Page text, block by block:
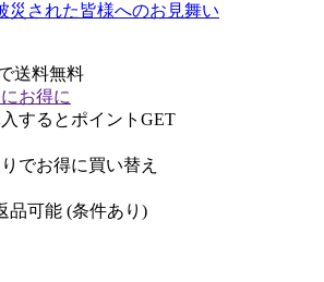
災された皆様へのお見舞い
送料無料
お得に
するとポイントGET
でお得に買い替え
品可能 (条件あり)